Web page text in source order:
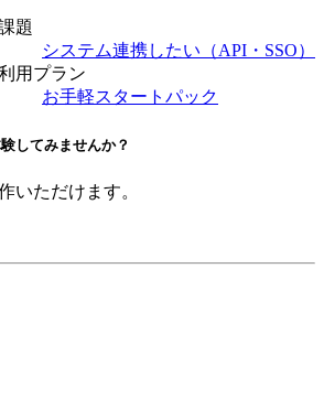
題
システム連携したい（API・SSO）
用プラン
お手軽スタートパック
してみませんか？
いただけます。